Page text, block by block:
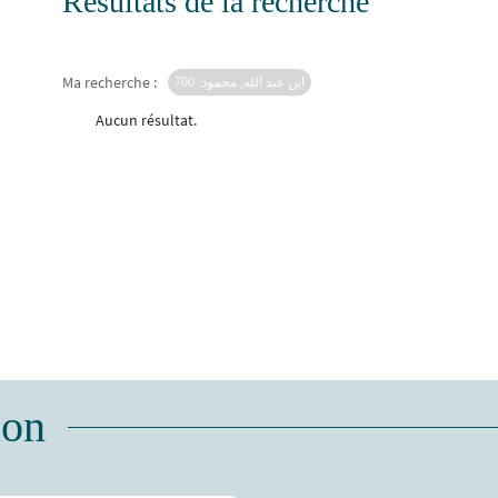
Ma recherche : ابن عبد الله, محمود. 700
Aucun résultat.